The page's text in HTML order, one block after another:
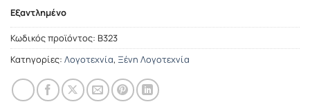
Εξαντλημένο
Κωδικός προϊόντος: Β323
Κατηγορίες: Λογοτεχνία, Ξένη Λογοτεχνία